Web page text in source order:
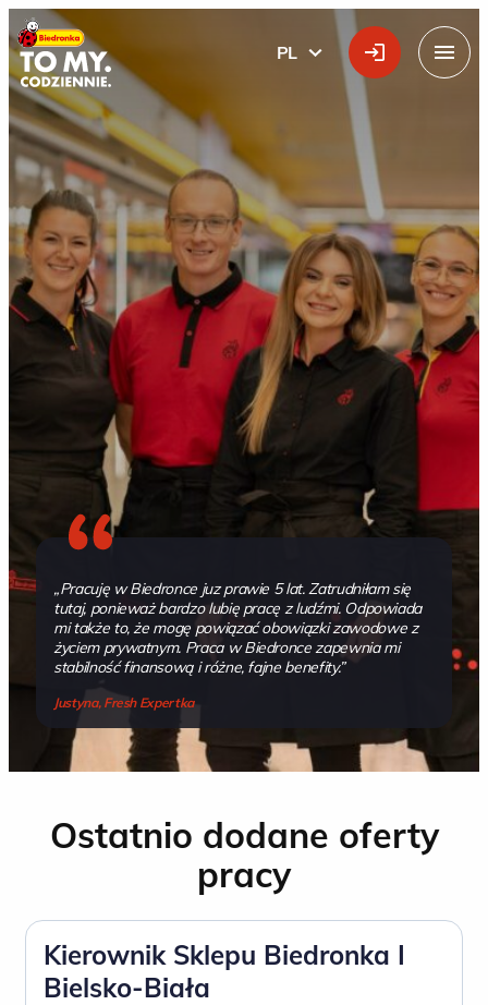
Główne logo
PL
POLSKI
Sklep
„Pracuję w Biedronce juz prawie 5 lat. Zatrudniłam się
tutaj, ponieważ bardzo lubię pracę z ludźmi. Odpowiada
mi także to, że mogę powiązać obowiązki zawodowe z
życiem prywatnym. Praca w Biedronce zapewnia mi
stabilność finansową i różne, fajne benefity.”
Justyna, Fresh Expertka
Ostatnio dodane oferty
pracy
Kierownik Sklepu Biedronka I
Bielsko-Biała